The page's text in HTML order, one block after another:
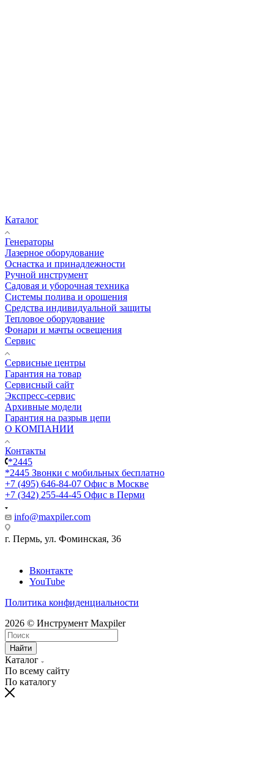
Каталог
Генераторы
Лазерное оборудование
Оснастка и принадлежности
Ручной инструмент
Садовая и уборочная техника
Системы полива и орошения
Средства индивидуальной защиты
Тепловое оборудование
Фонари и мачты освещения
Сервис
Сервисные центры
Гарантия на товар
Сервисный сайт
Экспресс-сервис
Архивные модели
Гарантия на разрыв цепи
О КОМПАНИИ
Контакты
*2445
*2445 Звонки с мобильных бесплатно
+7 (495) 646-84-07 Офис в Москве
+7 (342) 255-44-45 Офис в Перми
info@maxpiler.com
г. Пермь, ул. Фоминская, 36
Вконтакте
YouTube
Политика конфиденциальности
2026 © Инструмент Maxpiler
Найти
Каталог
По всему сайту
По каталогу